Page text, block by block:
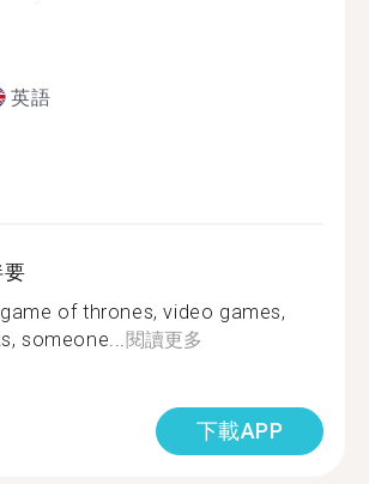
英語
of thrones, video games,
someone...閱讀更多
下載APP